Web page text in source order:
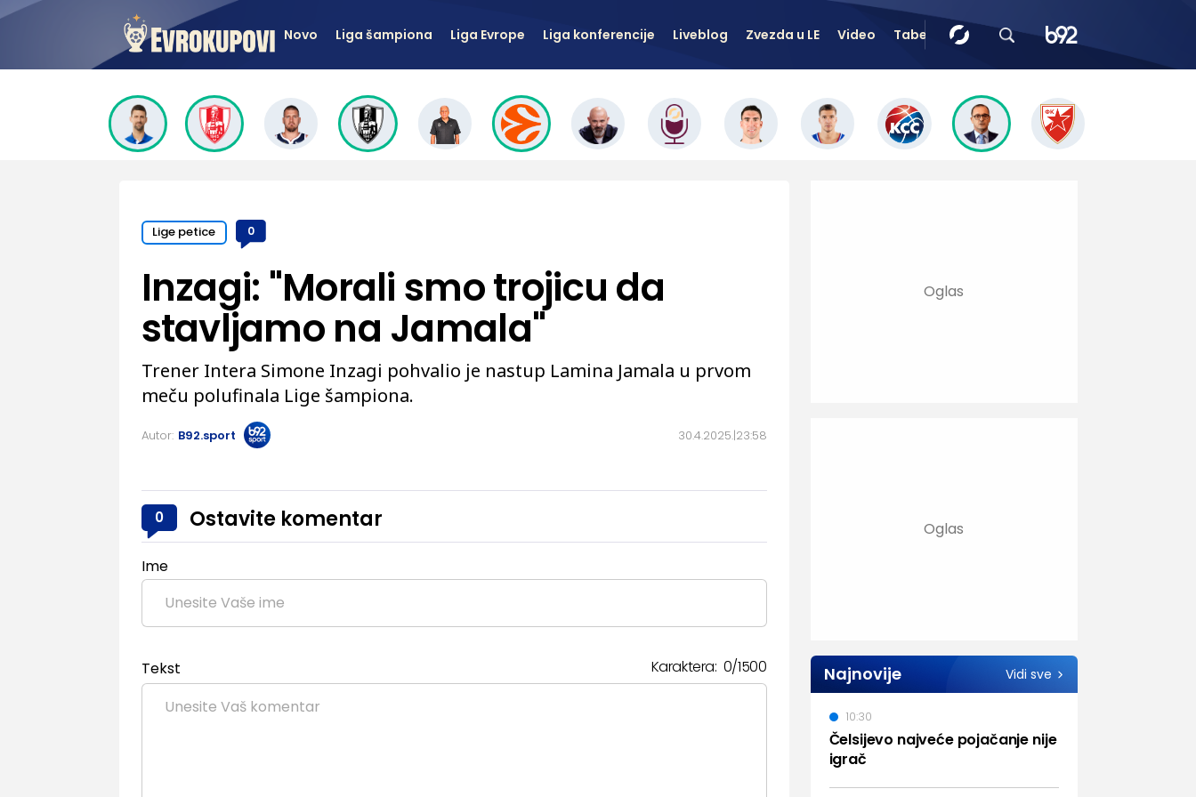
Novo Liga šampiona Liga Evrope Liga konferencije Liveblog Zvezda u LE Video Tabele Tip
Lige petice 0
30.4.2025. 23:58
Inzagi: "Morali smo trojicu da
stavljamo na Jamala"
Trener Intera Simone Inzagi pohvalio je nastup Lamina Jamala u prvom
meču polufinala Lige šampiona.
Autor: B92.sport
0 Ostavite komentar
Ime
Tekst Karaktera: 0/1500 Najnovije Vidi sve
Čelsijevo najveće pojačanje nije
igrač
10:30